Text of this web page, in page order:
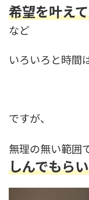
希望を叶え
など
いろいろと時間
ですが、
無理の無い範囲で
しんでもら